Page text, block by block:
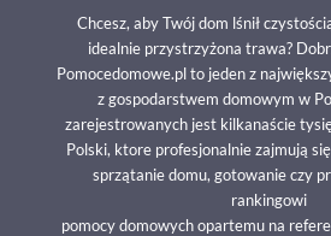
Chcesz, aby Twój dom lśnił
idealnie przystrzyżona trawa?
Pomocedomowe.pl to jeden z
z gospodarstwem domowym w
zarejestrowanych jest kilkanaście
Polski, ktore profesjonalnie zajmują
sprzątanie domu, gotowanie czy
rankingowi
pomocy domowych opartemu na